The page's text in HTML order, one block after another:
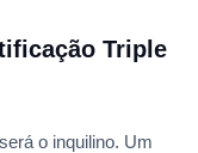
Triple
o inquilino. Um